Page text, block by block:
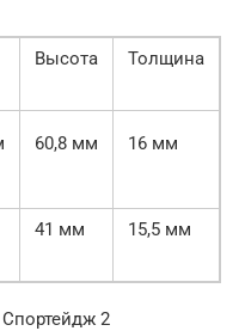
Высота Толщина
60,8 мм 16 мм
41 мм 15,5 мм
2